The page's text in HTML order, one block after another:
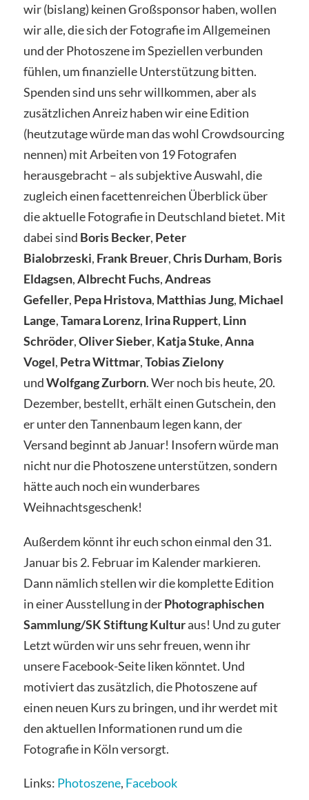
wir (bislang) keinen Großsponsor haben, wollen
wir alle, die sich der Fotografie im Allgemeinen
und der Photoszene im Speziellen verbunden
fühlen, um finanzielle Unterstützung bitten.
Spenden sind uns sehr willkommen, aber als
zusätzlichen Anreiz haben wir eine Edition
(heutzutage würde man das wohl Crowdsourcing
nennen) mit Arbeiten von 19 Fotografen
herausgebracht – als subjektive Auswahl, die
zugleich einen facettenreichen Überblick über
die aktuelle Fotografie in Deutschland bietet. Mit
dabei sind Boris Becker, Peter
Bialobrzeski, Frank Breuer,Chris Durham, Boris
Eldagsen,Albrecht Fuchs,Andreas
Gefeller, Pepa Hristova, Matthias Jung, Michael
Lange,Tamara Lorenz, Irina Ruppert, Linn
Schröder,Oliver Sieber, Katja Stuke,Anna
Vogel, Petra Wittmar,Tobias Zielony
undWolfgang Zurborn. Wer noch bis heute, 20.
Dezember, bestellt, erhält einen Gutschein, den
er unter den Tannenbaum legen kann, der
Versand beginnt ab Januar! Insofern würde man
nicht nur die Photoszene unterstützen, sondern
hätte auch noch ein wunderbares
Weihnachtsgeschenk!
Außerdem könnt ihr euch schon einmal den 31.
Januar bis 2. Februar im Kalender markieren.
Dann nämlich stellen wir die komplette Edition
in einer Ausstellung in derPhotographischen
Sammlung/SK Stiftung Kulturaus! Und zu guter
Letzt würden wir uns sehr freuen, wenn ihr
unsere Facebook-Seite liken könntet. Und
motiviert das zusätzlich, die Photoszene auf
einen neuen Kurs zu bringen, und ihr werdet mit
den aktuellen Informationen rund um die
Fotografie in Köln versorgt.
Links: Photoszene, Facebook